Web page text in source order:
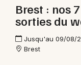
Brest : nos
sorties du
Jusqu'au 09/08/
Brest